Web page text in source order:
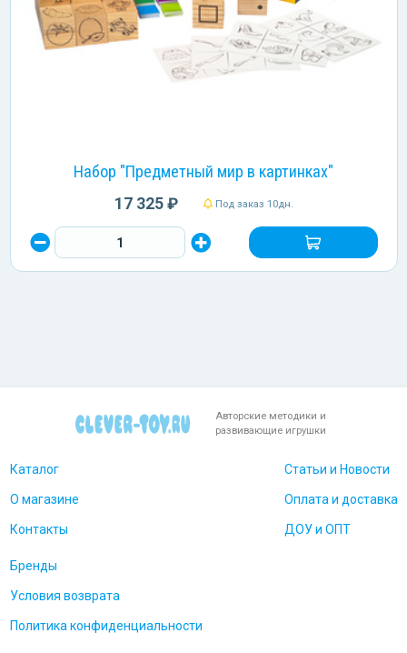
Набор "Предметный мир в картинках"
17 325 ₽ Под заказ 10дн.
Авторские методики и
развивающие игрушки
Каталог
О магазине
Контакты
Статьи и Новости
Оплата и доставка
ДОУ и ОПТ
Бренды
Условия возврата
Политика конфиденциальности